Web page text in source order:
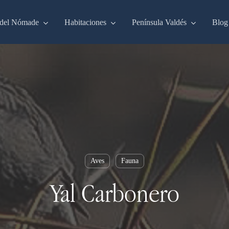
del Nómade Habitaciones Península Valdés Blog
Aves Fauna
Yal Carbonero